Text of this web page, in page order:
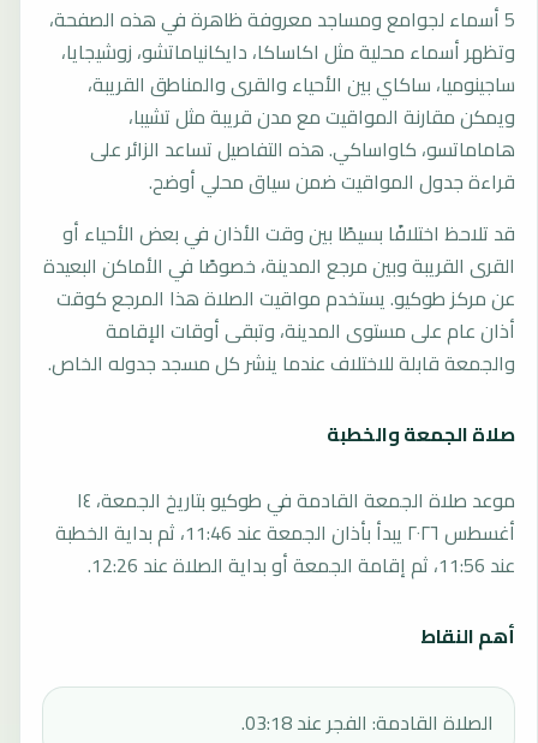
5 أسماء لجوامع ومساجد معروفة ظاهرة في هذه الصفحة،
وتظهر أسماء محلية مثل اكاساكا، دايكانياماتشو، زوشيجايا،
ساجينوميا، ساكاي بين الأحياء والقرى والمناطق القريبة،
ويمكن مقارنة المواقيت مع مدن قريبة مثل تشيبا،
هاماماتسو، كاواساكي. هذه التفاصيل تساعد الزائر على
قراءة جدول المواقيت ضمن سياق محلي أوضح.
قد تلاحظ اختلافًا بسيطًا بين وقت الأذان في بعض الأحياء أو
القرى القريبة وبين مرجع المدينة، خصوصًا في الأماكن البعيدة
عن مركز طوكيو. يستخدم مواقيت الصلاة هذا المرجع كوقت
أذان عام على مستوى المدينة، وتبقى أوقات الإقامة
والجمعة قابلة للاختلاف عندما ينشر كل مسجد جدوله الخاص.
صلاة الجمعة والخطبة
موعد صلاة الجمعة القادمة في طوكيو بتاريخ الجمعة، ١٤
أغسطس ٢٠٢٦ يبدأ بأذان الجمعة عند 11:46، ثم بداية الخطبة
عند 11:56، ثم إقامة الجمعة أو بداية الصلاة عند 12:26.
أهم النقاط
الصلاة القادمة: الفجر عند 03:18.